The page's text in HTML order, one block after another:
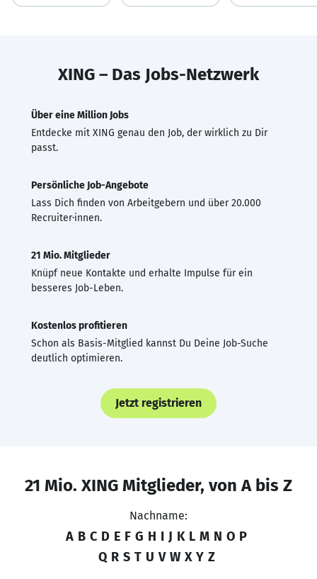
XING – Das Jobs-Netzwerk
Über eine Million Jobs
Entdecke mit XING genau den Job, der wirklich zu Dir
passt.
Persönliche Job-Angebote
Lass Dich finden von Arbeitgebern und über 20.000
Recruiter·innen.
21 Mio. Mitglieder
Knüpf neue Kontakte und erhalte Impulse für ein
besseres Job-Leben.
Kostenlos profitieren
Schon als Basis-Mitglied kannst Du Deine Job-Suche
deutlich optimieren.
Jetzt registrieren
21 Mio. XING Mitglieder, von A bis Z
Nachname:
A B C D E F G H I J K L M N O P
Q R S T U V W X Y Z